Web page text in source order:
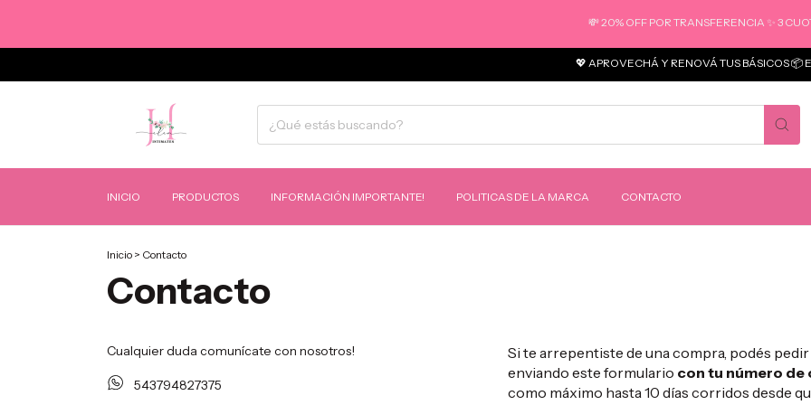
💸 20% OFF POR TRANSFERENCIA ✨ 3
💖 APROVECHÁ Y RENOVÁ TUS BÁSICOS 📦
INICIO PRODUCTOS INFORMACIÓN IMPORTANTE! POLITICAS DE LA MARCA CONTACTO
Inicio > Contacto
Contacto
Cualquier duda comunícate con nosotros!
543794827375
Si te arrepentiste de una compra, podés
enviando este formulario con tu número de
como máximo hasta 10 días corridos desde